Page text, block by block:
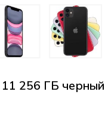
256 ГБ черный